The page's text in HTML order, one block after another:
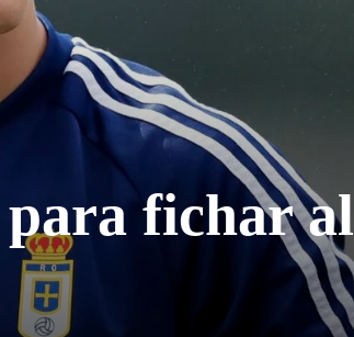
fichar al